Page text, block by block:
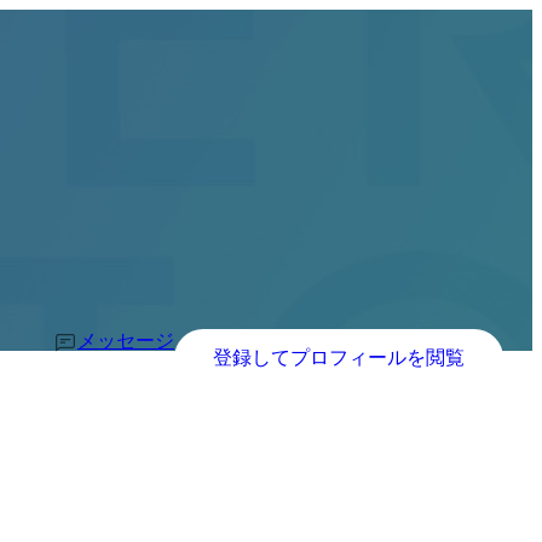
メッセージ
登録してプロフィールを閲覧